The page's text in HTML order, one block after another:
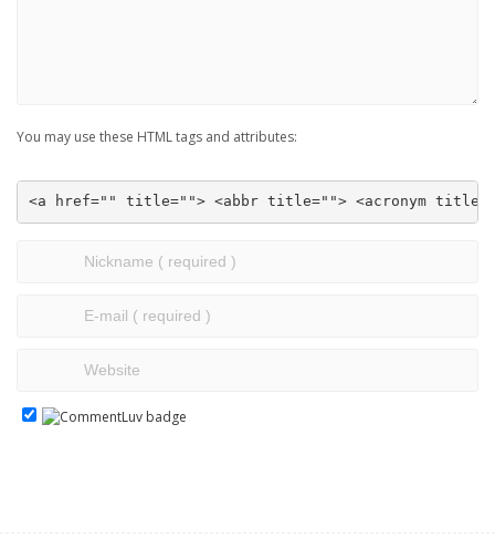
You may use these HTML tags and attributes:
<a href="" title=""> <abbr title=""> <acronym